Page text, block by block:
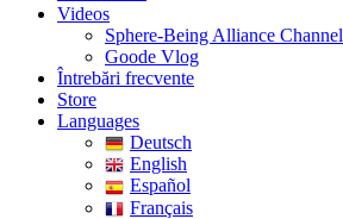
Videos
Sphere-Being Alliance Channel
Goode Vlog
Întrebări frecvente
Store
Languages
Deutsch
English
Español
Français